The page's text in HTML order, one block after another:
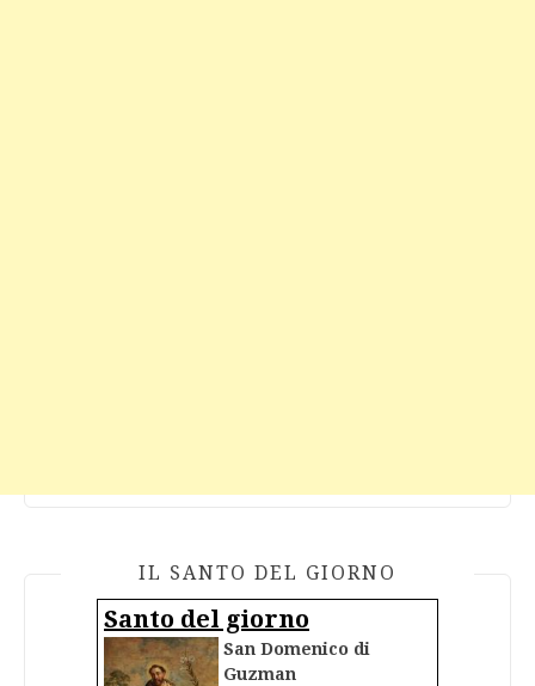
IL SANTO DEL GIORNO
Santo del giorno
San Domenico di
Guzman